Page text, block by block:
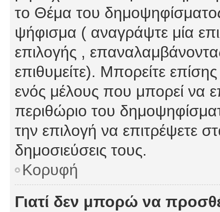
το Θέμα του
ψήφισμα ( αναγράψτε μία
επιλογής ,
επιθυμείτε). Μπορείτε
ενός μέλους που μπορεί να
περιθώριο του
την επιλογή να επιτρέψετε
δημοσιεύσεις τους.
Κορυφή
Γιατί δεν μπορώ να